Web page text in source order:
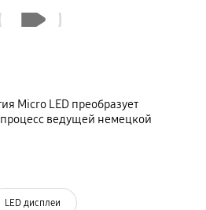
Micro LED преобразует
ведущей немецкой
LED дисплеи